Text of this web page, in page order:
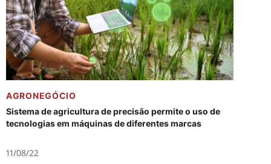
AGRONEGÓCIO
Sistema de agricultura de precisão permite o uso de
tecnologias em máquinas de diferentes marcas
11/08/22